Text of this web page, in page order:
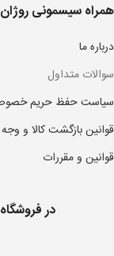
همراه سیسمونی روژان
درباره ما
سوالات متداول
سیاست حفظ حریم
قوانین بازگشت کالا و وجه
قوانین و مقررات
در